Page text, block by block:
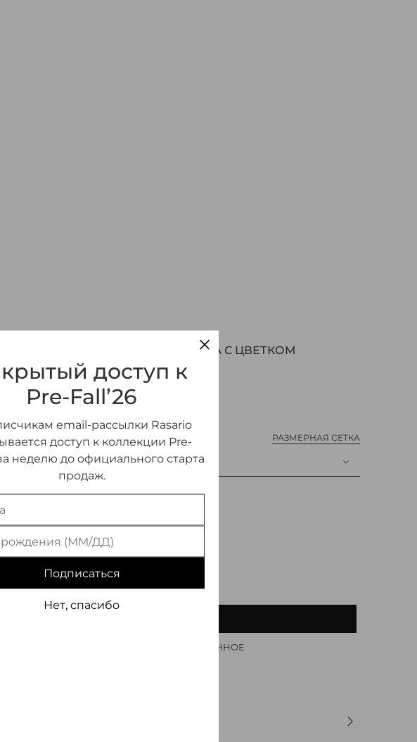
МАКСИ ИЗ САТИНА И БАРХАТА С ЦВЕТКОМ
000 ₽
РАЗМЕРНАЯ СЕТКА
(В НАЛИЧИИ)
ДОБАВИТЬ В ИЗБРАННОЕ
доступ к
Pre-Fall’26
email-рассылки Rasario
доступ к коллекции Pre-
неделю до официального старта
продаж.
Подписаться
Нет, спасибо